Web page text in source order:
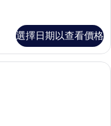
選擇日期以查看價格